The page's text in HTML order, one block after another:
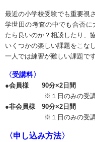
最近の小学校受験でも重要視
学世田の考査の中でも合否
たら良いのか？相談したり、
いくつかの楽しい課題をこな
一人では練習が難しい課題で
〈受講料〉
●会員様 90分×2日間
※１日のみの受講
●非会員様 90分×2日間
※１日のみの受講
〈申し込み方法〉